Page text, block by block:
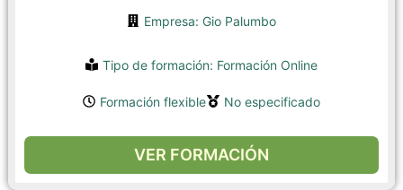
Empresa: Gio Palumbo
Tipo de formación: Formación Online
Formación flexible No especificado
VER FORMACIÓN